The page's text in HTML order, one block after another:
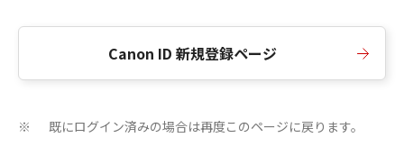
Canon ID 新規登録ページ
※ 既にログイン済みの場合は再度このページに戻ります。